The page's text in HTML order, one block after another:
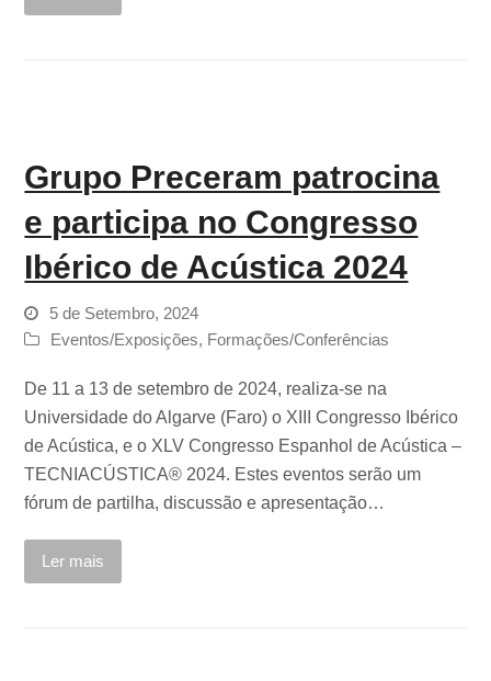
Grupo Preceram patrocina
e participa no Congresso
Ibérico de Acústica 2024
5 de Setembro, 2024
Eventos/Exposições, Formações/Conferências
De 11 a 13 de setembro de 2024, realiza-se na
Universidade do Algarve (Faro) o XIII Congresso Ibérico
de Acústica, e o XLV Congresso Espanhol de Acústica –
TECNIACÚSTICA® 2024. Estes eventos serão um
fórum de partilha, discussão e apresentação…
Ler mais